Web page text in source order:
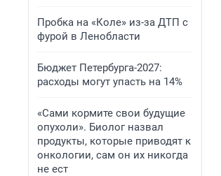
Пробка на «Коле» из-за ДТП с
фурой в Ленобласти
Бюджет Петербурга-2027:
расходы могут упасть на 14%
«Сами кормите свои будущие
опухоли». Биолог назвал
продукты, которые приводят к
онкологии, сам он их никогда
не ест